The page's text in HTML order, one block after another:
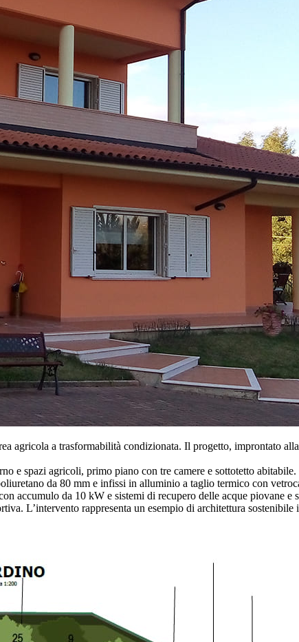
agricola a trasformabilità condizionata. Il progetto, improntato
e spazi agricoli, primo piano con tre camere e sottotetto abitabile.
da 80 mm e infissi in alluminio a taglio termico con
accumulo da 10 kW e sistemi di recupero delle acque piovane e
L’intervento rappresenta un esempio di architettura sostenibile